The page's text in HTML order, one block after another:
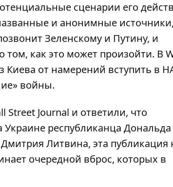
сценарии его
и анонимные источники,
Зеленскому и Путину, и
как это может произойти. В
Киева от намерений вступить в
войны.
Journal и ответили, что
Украине республиканца Дональда
Литвина, эта публикация
очередной вброс, которых в